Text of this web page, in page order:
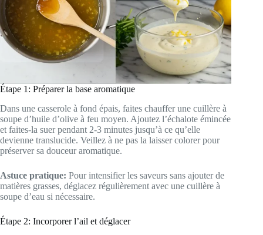
Étape 1: Préparer la base aromatique
Dans une casserole à fond épais, faites chauffer une cuillère à
soupe d’huile d’olive à feu moyen. Ajoutez l’échalote émincée
et faites-la suer pendant 2-3 minutes jusqu’à ce qu’elle
devienne translucide. Veillez à ne pas la laisser colorer pour
préserver sa douceur aromatique.
Astuce pratique: Pour intensifier les saveurs sans ajouter de
matières grasses, déglacez régulièrement avec une cuillère à
soupe d’eau si nécessaire.
Étape 2: Incorporer l’ail et déglacer